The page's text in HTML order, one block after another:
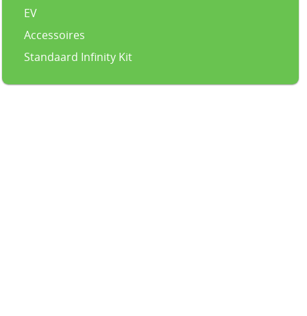
EV
Accessoires
Standaard Infinity Kit